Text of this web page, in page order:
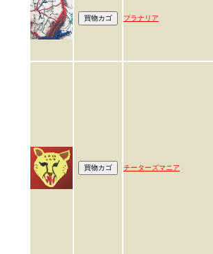
プラナリア
チーターズマニア